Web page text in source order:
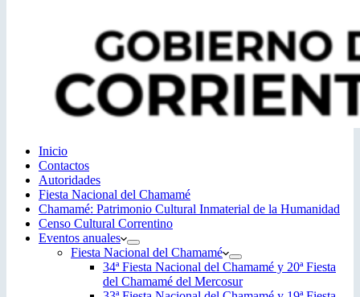
Inicio
Contactos
Autoridades
Fiesta Nacional del Chamamé
Chamamé: Patrimonio Cultural Inmaterial de la Humanidad
Censo Cultural Correntino
Eventos anuales
Fiesta Nacional del Chamamé
34ª Fiesta Nacional del Chamamé y 20ª Fiesta
del Chamamé del Mercosur